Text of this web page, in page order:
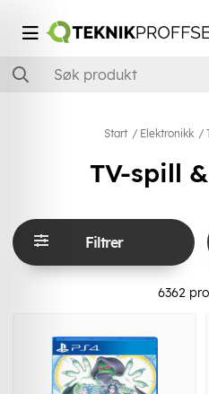
Start Elektronikk
TV-spill
Filtrer
6362